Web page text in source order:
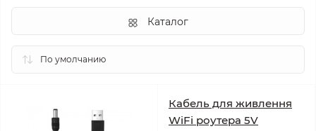
Каталог
Кабель для живлення
WiFi роутера 5V